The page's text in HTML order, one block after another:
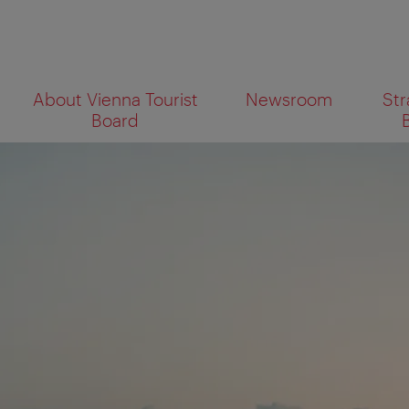
navigation
contents
About Vienna Tourist
Board
Newsroom
What